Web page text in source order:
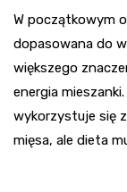
W początkowym
dopasowana do
większego
energia
wykorzystuje się
mięsa, ale dieta